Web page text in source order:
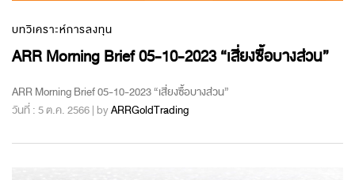
บทวิเคราะห์การลงทุน
ARR Morning Brief 05-10-2023 “เสี่ยงซื้อบางส่วน”
ARR Morning Brief 05-10-2023 “เสี่ยงซื้อบางส่วน”
วันที่ : 5 ต.ค. 2566 | byARRGoldTrading